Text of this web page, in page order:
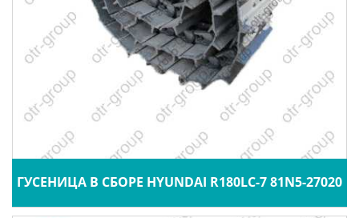
ГУСЕНИЦА В СБОРЕ HYUNDAI R180LC-7 81N5-27020